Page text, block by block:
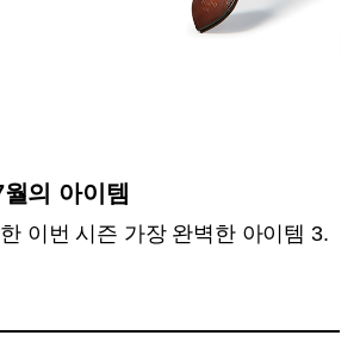
월의 아이템
이번 시즌 가장 완벽한 아이템 3.